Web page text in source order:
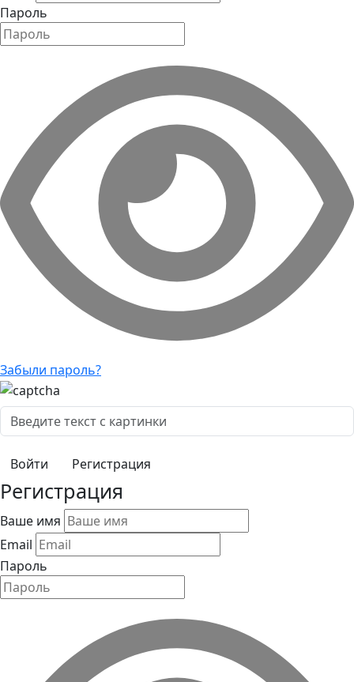
Пароль
Забыли пароль?
Регистрация
Регистрация
Ваше имя
Email
Пароль